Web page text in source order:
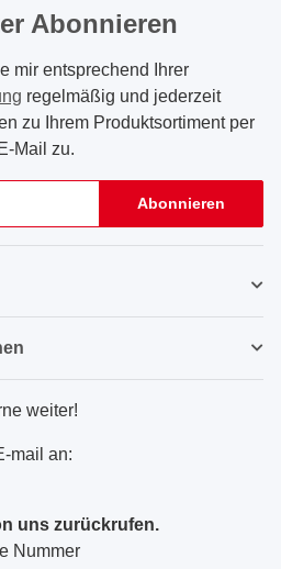
Abonnieren
mir entsprechend Ihrer
regelmäßig und jederzeit
zu Ihrem Produktsortiment per
E-Mail zu.
Abonnieren
weiter!
mail an:
uns zurückrufen.
Nummer